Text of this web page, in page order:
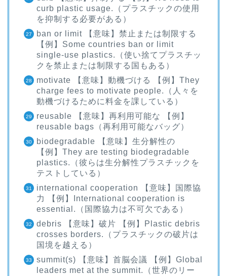
curb plastic usage.（プラスチックの使用
を抑制する必要がある）
ban or limit 【意味】禁止または制限する
【例】Some countries ban or limit
single-use plastics.（使い捨てプラスチッ
クを禁止または制限する国もある）
motivate 【意味】動機づける 【例】They
charge fees to motivate people.（人々を
動機づけるために料金を課している）
reusable 【意味】再利用可能な 【例】
reusable bags（再利用可能なバッグ）
biodegradable 【意味】生分解性の
【例】They are testing biodegradable
plastics.（彼らは生分解性プラスチックを
テストしている）
international cooperation 【意味】国際協
力 【例】International cooperation is
essential.（国際協力は不可欠である）
debris 【意味】破片 【例】Plastic debris
crosses borders.（プラスチックの破片は
国境を越える）
summit(s) 【意味】首脳会議 【例】Global
leaders met at the summit.（世界のリー
ホーム